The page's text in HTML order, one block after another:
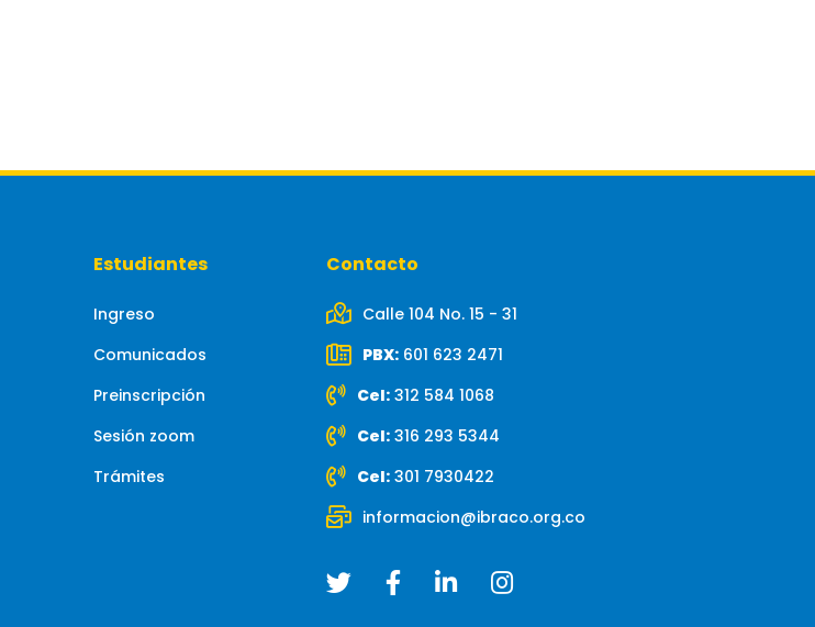
Estudiantes
Ingreso
Comunicados
Preinscripción
Sesión zoom
Trámites
Contacto
Calle 104 No. 15 - 31
PBX: 601 623 2471
Cel: 312 584 1068
Cel: 316 293 5344
Cel: 301 7930422
informacion@ibraco.org.co